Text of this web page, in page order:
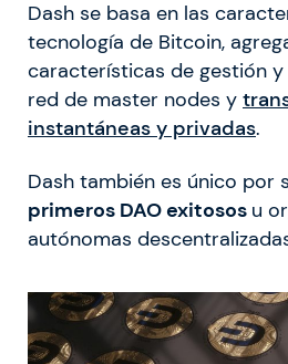
Dash se basa en las
tecnología de Bitcoin,
características de gestión y
red de master nodes y
instantáneas y privadas.
Dash también es único por
primeros DAO exitosos u
autónomas